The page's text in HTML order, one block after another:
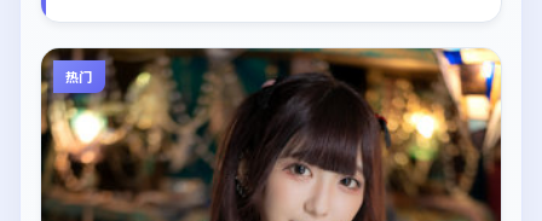
热门